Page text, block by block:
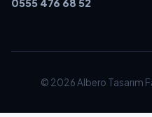
0555 476 68 52
© 2026 Albero Tasarım